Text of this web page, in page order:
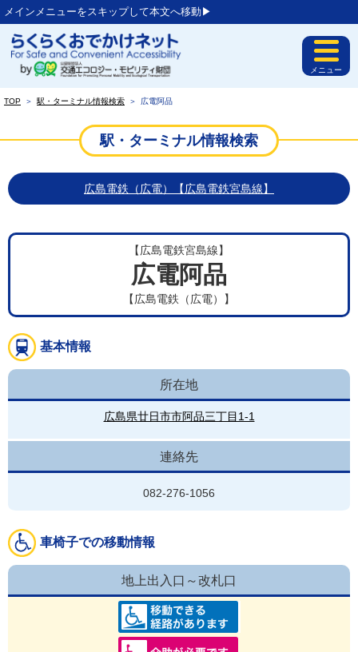
メインメニューをスキップして本文へ移動▶︎
メニュー
TOP ＞ 駅・ターミナル情報検索 ＞ 広電阿品
駅・ターミナル情報検索
広島電鉄（広電）【広島電鉄宮島線】
【広島電鉄宮島線】
広電阿品
【広島電鉄（広電）】
基本情報
所在地
広島県廿日市市阿品三丁目1-1
連絡先
082-276-1056
車椅子での移動情報
地上出入口～改札口